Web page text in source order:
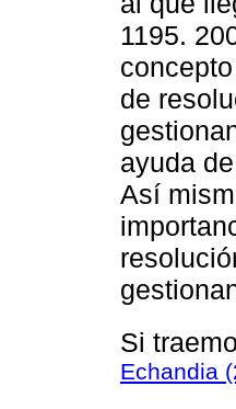
1195.
de
ayuda
Así
Si
Echandia